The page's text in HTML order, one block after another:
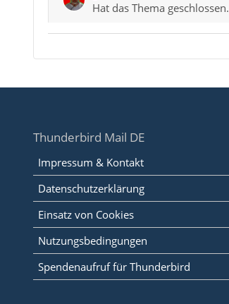
Hat das Thema geschlossen.
Thunderbird Mail DE
Impressum & Kontakt
Datenschutzerklärung
Einsatz von Cookies
Nutzungsbedingungen
Spendenaufruf für Thunderbird